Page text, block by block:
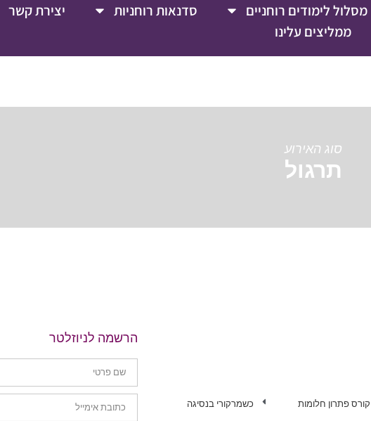
מסלול לימודים רוחניים סדנאות רוחניות יצירת קשר
ממליצים עלינו
סוג האירוע
תרגול
קורס פתרון חלומות כשמרקורי בנסיגה
הרשמה לניוזלטר